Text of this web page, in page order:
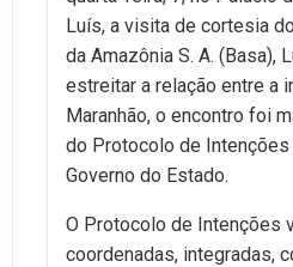
Luís, a visita de cortesia
da Amazônia S. A. (Basa),
estreitar a relação entre a
Maranhão, o encontro foi
do Protocolo de
Governo do Estado.
O Protocolo de Intenções
coordenadas, integradas,